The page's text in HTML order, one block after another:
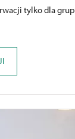
tylko dla grup